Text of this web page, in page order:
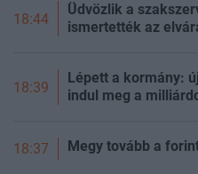
18:44
Üdvözlik a
ismertették az
18:39
Lépett a kormány:
indul meg a
18:37 Megy tovább a